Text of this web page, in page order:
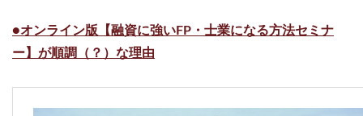
●オンライン版【融資に強いFP・士業になる方法セミナ
ー】が順調（？）な理由